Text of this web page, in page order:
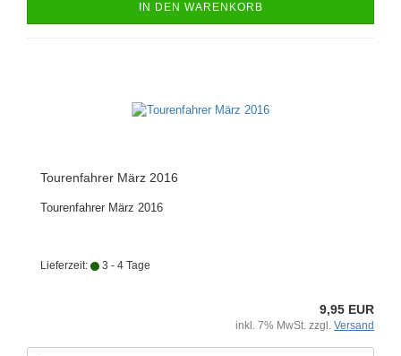
IN DEN WARENKORB
Tourenfahrer März 2016
Tourenfahrer März 2016
Lieferzeit: 3 - 4 Tage
9,95 EUR
inkl. 7% MwSt. zzgl. Versand